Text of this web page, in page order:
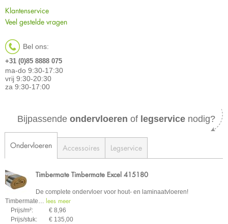
Klantenservice
Veel gestelde vragen
Bel ons:
+31 (0)85 8888 075
ma-do 9:30-17:30
vrij 9:30-20:30
za 9:30-17:00
Bijpassende ondervloeren of legservice nodig?
Ondervloeren Accessoires Legservice
Timbermate Timbermate Excel 415180
De complete ondervloer voor hout- en laminaatvloeren!
Timbermate… lees meer
Prijs/m²:
€ 8,96
Prijs/stuk:
€ 135,00